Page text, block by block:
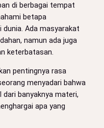
di berbagai tempat
betapa
dunia. Ada masyarakat
namun ada juga
keterbatasan.
pentingnya rasa
menyadari bahwa
dari banyaknya materi,
apa yang